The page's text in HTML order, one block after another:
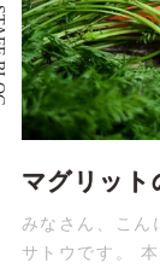
マグリット
みなさん、こん
サトウです。